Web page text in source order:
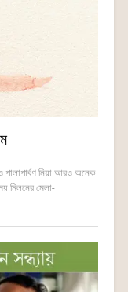
নিয়া আরও অনেক
মিলনের মেলা-